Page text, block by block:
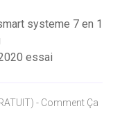
systeme 7 en 1
essai
- Comment Ça